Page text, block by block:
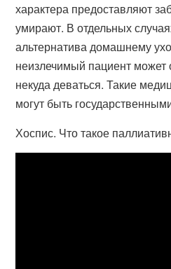
характера предоставляют
умирают. В отдельных
альтернатива домашнему
неизлечимый пациент может
некуда деваться. Такие
могут быть
Хоспис. Что такое